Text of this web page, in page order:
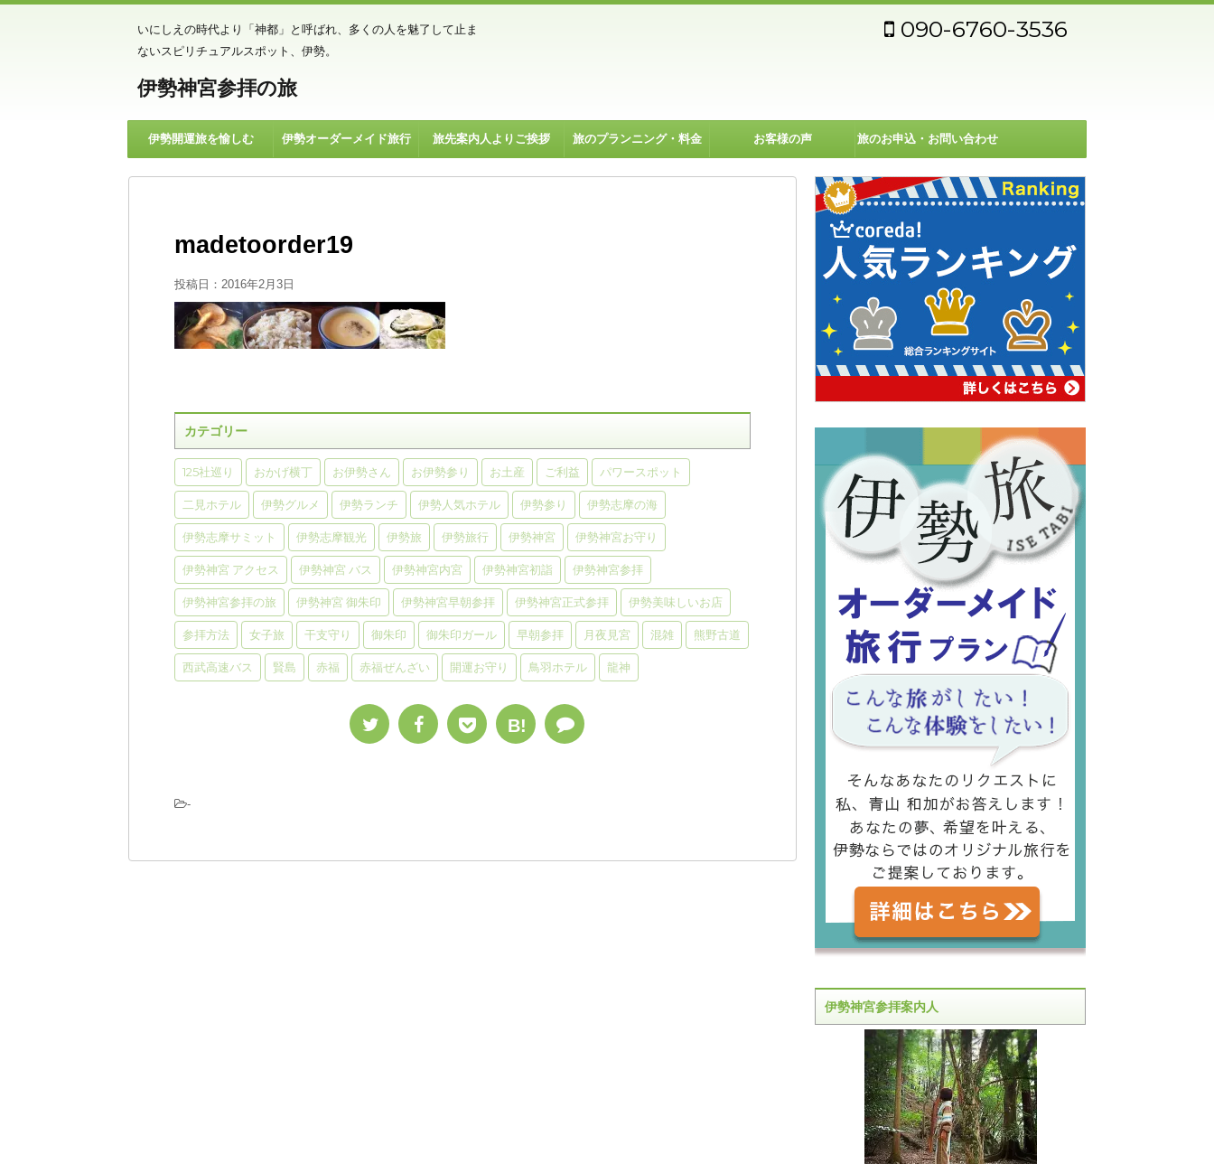
いにしえの時代より「神都」と呼ばれ、多くの人を魅了して止ま
ないスピリチュアルスポット、伊勢。
伊勢神宮参拝の旅
090-6760-3536
伊勢開運旅を愉しむ 伊勢オーダーメイド旅行 旅先案内人よりご挨拶 旅のプランニング・料金 お客様の声 旅のお申込・お問い合わせ
madetoorder19
投稿日： 2016年2月3日
カテゴリー
125社巡り おかげ横丁 お伊勢さん お伊勢参り お土産 ご利益 パワースポット
二見ホテル 伊勢グルメ 伊勢ランチ 伊勢人気ホテル 伊勢参り 伊勢志摩の海
伊勢志摩サミット 伊勢志摩観光 伊勢旅 伊勢旅行 伊勢神宮 伊勢神宮お守り
伊勢神宮 アクセス 伊勢神宮 バス 伊勢神宮内宮 伊勢神宮初詣 伊勢神宮参拝
伊勢神宮参拝の旅 伊勢神宮 御朱印 伊勢神宮早朝参拝 伊勢神宮正式参拝 伊勢美味しいお店
参拝方法 女子旅 干支守り 御朱印 御朱印ガール 早朝参拝 月夜見宮 混雑 熊野古道
西武高速バス 賢島 赤福 赤福ぜんざい 開運お守り 鳥羽ホテル 龍神
B!
-
伊勢神宮参拝案内人